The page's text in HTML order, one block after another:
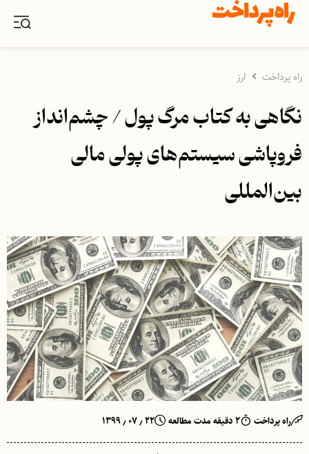
راه پرداخت ارز
نگاهی به کتاب مرگ پول / چشم‌انداز
فروپاشی سیستم‌های پولی مالی
بین‌المللی
راه پرداخت ۲ دقیقه مدت مطالعه ۲۲ ٫ ۰۷ ٫ ۱۳۹۹